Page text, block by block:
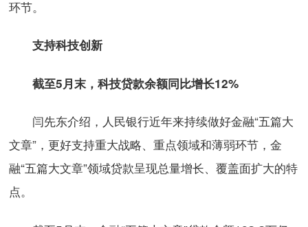
环节。
支持科技创新
截至5月末，科技贷款余额同比增长12%
闫先东介绍，人民银行近年来持续做好金融“五篇大
文章”，更好支持重大战略、重点领域和薄弱环节，金
融“五篇大文章”领域贷款呈现总量增长、覆盖面扩大的特
点。